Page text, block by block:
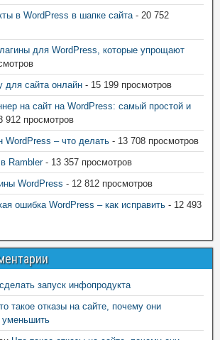
в WordPress в шапке сайта - 20 752
для WordPress, которые упрощают
для сайта онлайн - 15 199 просмотров
на сайт на WordPress: самый простой и
912 просмотров
WordPress – что делать - 13 708 просмотров
Rambler- 13 357 просмотров
WordPress - 12 812 просмотров
ошибка WordPress – как исправить - 12 493
запуск инфопродукта
такое отказы на сайте, почему они
уменьшить